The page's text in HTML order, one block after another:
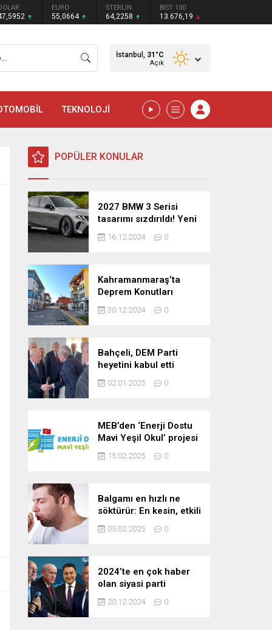
EURO
55,0664
STERLİN
64,2258
BIST 100
13.676,19
İstanbul, 31 °C
Açık
TEKNOLOJİ
POPÜLER KONULAR
2027 BMW 3 Serisi
tasarımı sızdırıldı! Yeni
nesil sedan’dan
şaşırtıcı yenilikler!
16.12.2024 0
Kahramanmaraş’ta
Deprem Konutları
2025’te Teslim Edilecek
30.12.2024 0
Bahçeli, DEM Parti
heyetini kabul etti
02.01.2025 0
MEB’den ‘Enerji Dostu
Mavi Yeşil Okul’ projesi
15.02.2025 0
Balgamı en hızlı ne
söktürür: En kesin, etkili
ve çabuk balgam
söktürücü kür!
05.02.2025 0
2024’te en çok haber
olan siyasi parti
liderleri! Zirvedeki isim
fark attı
20.12.2024 0